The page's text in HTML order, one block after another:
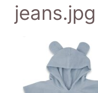
jeans.jpg